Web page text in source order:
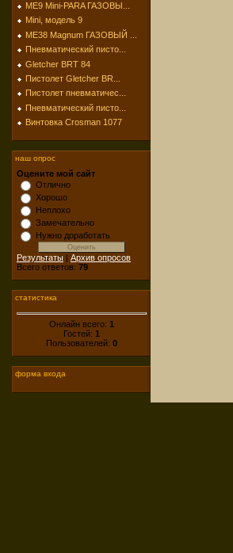
МЕ9 Mini-PARA ГАЗОВЫ...
Mini, модель 9
МЕ38 Magnum ГАЗОВЫЙ ...
Пневматический писто...
Gletcher BRT 84
Пистолет Gletcher BR...
Пистолет пневматичес...
Пневматический писто...
Винтовка Crosman 1077
наш опрос
Оцените мой сайт
Отлично
Хорошо
Неплохо
Замечательно
Нужно доработать
Результаты | Архив опросов
Всего ответов: 79
статистика
Онлайн всего: 1
Гостей: 1
Пользователей: 0
форма входа